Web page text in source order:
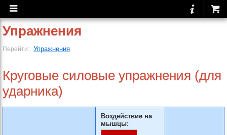
Упражнения
Перейти: Упражнения
Круговые силовые упражнения (для
ударника)
Воздействие на
мышцы: